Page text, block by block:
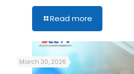
Read more
March 30, 2026